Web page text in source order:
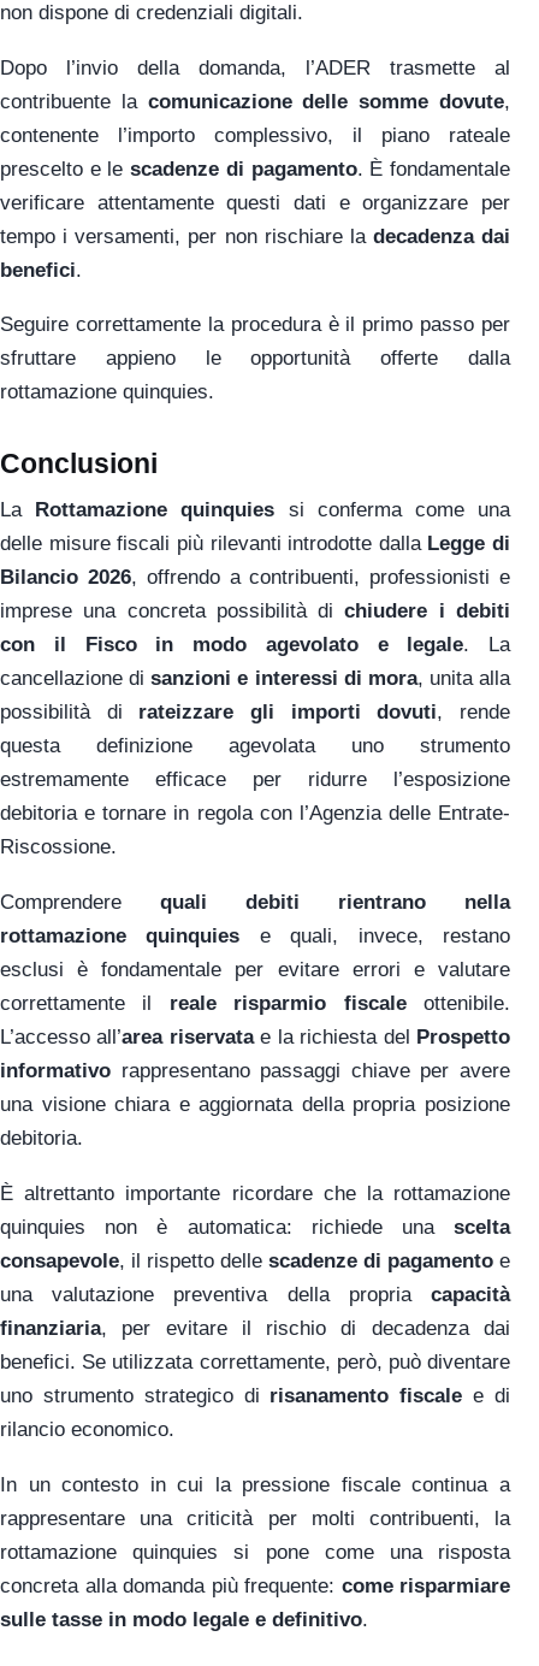
non dispone di credenziali digitali.
Dopo l’invio della domanda, l’ADER trasmette al
contribuente la comunicazione delle somme dovute,
contenente l’importo complessivo, il piano rateale
prescelto e lescadenze di pagamento. È fondamentale
verificare attentamente questi dati e organizzare per
tempo i versamenti, per non rischiare la decadenza dai
benefici.
Seguire correttamente la procedura è il primo passo per
sfruttare appieno le opportunità offerte dalla
rottamazione quinquies.
Conclusioni
La Rottamazione quinquies si conferma come una
delle misure fiscali più rilevanti introdotte dalla Legge di
Bilancio 2026, offrendo a contribuenti, professionisti e
imprese una concreta possibilità dichiudere i debiti
con il Fisco in modo agevolato e legale. La
cancellazione disanzioni e interessi di mora, unita alla
possibilità di rateizzare gli importi dovuti, rende
questa definizione agevolata uno strumento
estremamente efficace per ridurre l’esposizione
debitoria e tornare in regola con l’Agenzia delle Entrate-
Riscossione.
Comprendere quali debiti rientrano nella
rottamazione quinquies e quali, invece, restano
esclusi è fondamentale per evitare errori e valutare
correttamente il reale risparmio fiscaleottenibile.
L’accesso all’area riservatae la richiesta del
Prospetto
informativo rappresentano passaggi chiave per avere
una visione chiara e aggiornata della propria posizione
debitoria.
È altrettanto importante ricordare che la rottamazione
quinquies non è automatica: richiede una scelta
consapevole, il rispetto delle scadenze di pagamento e
una valutazione preventiva della propria capacità
finanziaria, per evitare il rischio di decadenza dai
benefici. Se utilizzata correttamente, però, può diventare
uno strumento strategico di risanamento fiscale e di
rilancio economico.
In un contesto in cui la pressione fiscale continua a
rappresentare una criticità per molti contribuenti, la
rottamazione quinquies si pone come una risposta
concreta alla domanda più frequente: come risparmiare
sulle tasse in modo legale e definitivo.